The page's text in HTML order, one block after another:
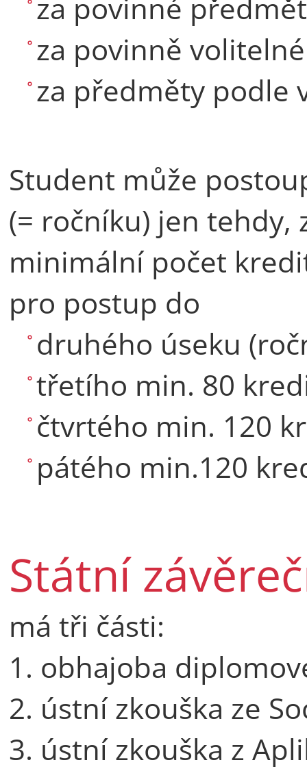
za povinně
za předměty podle
Student může
(= ročníku) jen tehdy,
minimální počet
pro postup do
druhého úseku
třetího min. 80
čtvrtého min. 120
pátého min.120
Státní
má tři části:
1. obhajoba
2. ústní zkouška ze
3. ústní zkouška z